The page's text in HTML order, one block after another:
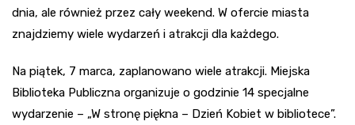
dnia, ale również przez cały weekend. W ofercie miasta
znajdziemy wiele wydarzeń i atrakcji dla każdego.
Na piątek, 7 marca, zaplanowano wiele atrakcji. Miejska
Biblioteka Publiczna organizuje o godzinie 14 specjalne
wydarzenie – „W stronę piękna – Dzień Kobiet w bibliotece”.